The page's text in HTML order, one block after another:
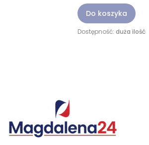
Do koszyka
Dostępność: duża ilość